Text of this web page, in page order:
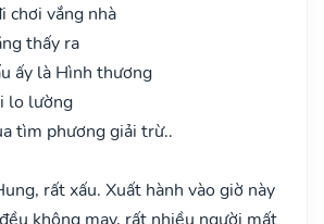
chơi vắng nhà
thấy ra
ấy là Hình thương
lo lường
tìm phương giải trừ..
rất xấu. Xuất hành vào giờ này